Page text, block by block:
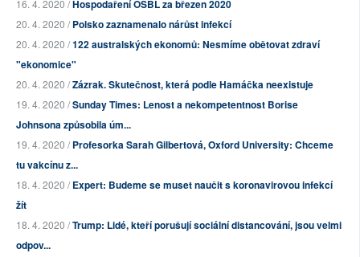
16. 4. 2020 /Hospodaření OSBL za březen 2020
20. 4. 2020 /Polsko zaznamenalo nárůst infekcí
20. 4. 2020 /122 australských ekonomů: Nesmíme obětovat zdraví
"ekonomice"
20. 4. 2020 /Zázrak. Skutečnost, která podle Hamáčka neexistuje
19. 4. 2020 /Sunday Times: Lenost a nekompetentnost Borise
Johnsona způsobila úm...
19. 4. 2020 /Profesorka Sarah Gilbertová, Oxford University: Chceme
tu vakcínu z...
18. 4. 2020 /Expert: Budeme se muset naučit s koronavirovou infekcí
žít
18. 4. 2020 /Trump: Lidé, kteří porušují sociální distancování, jsou velmi
odpov...